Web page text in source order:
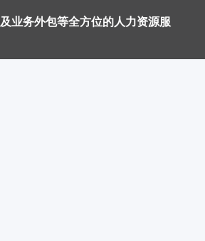
业务外包等全方位的人力资源服